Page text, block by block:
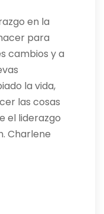
en la
para
cambios y a
la vida,
las cosas
el liderazgo
Charlene